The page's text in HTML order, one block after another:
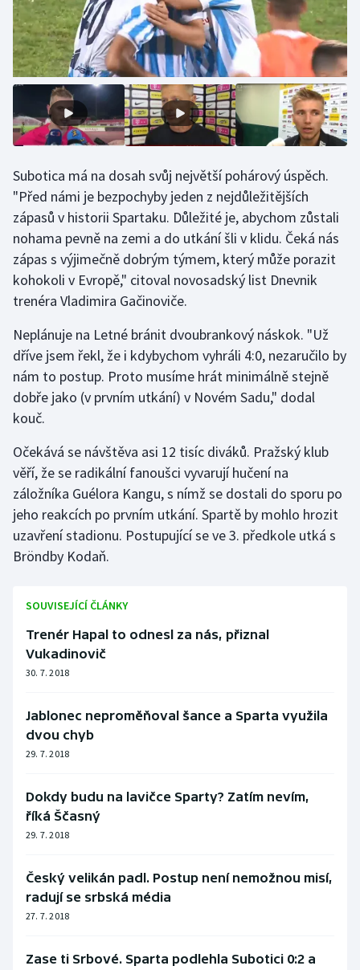
Subotica má na dosah svůj největší pohárový úspěch.
"Před námi je bezpochyby jeden z nejdůležitějších
zápasů v historii Spartaku. Důležité je, abychom zůstali
nohama pevně na zemi a do utkání šli v klidu. Čeká nás
zápas s výjimečně dobrým týmem, který může porazit
kohokoli v Evropě," citoval novosadský list Dnevnik
trenéra Vladimira Gačinoviče.
Neplánuje na Letné bránit dvoubrankový náskok. "Už
dříve jsem řekl, že i kdybychom vyhráli 4:0, nezaručilo by
nám to postup. Proto musíme hrát minimálně stejně
dobře jako (v prvním utkání) v Novém Sadu," dodal
kouč.
Očekává se návštěva asi 12 tisíc diváků. Pražský klub
věří, že se radikální fanoušci vyvarují hučení na
záložníka Guélora Kangu, s nímž se dostali do sporu po
jeho reakcích po prvním utkání. Spartě by mohlo hrozit
uzavření stadionu. Postupující se ve 3. předkole utká s
Bröndby Kodaň.
SOUVISEJÍCÍ ČLÁNKY
Trenér Hapal to odnesl za nás, přiznal
Vukadinovič
30. 7. 2018
Jablonec neproměňoval šance a Sparta využila
dvou chyb
29. 7. 2018
Dokdy budu na lavičce Sparty? Zatím nevím,
říká Ščasný
29. 7. 2018
Český velikán padl. Postup není nemožnou misí,
radují se srbská média
27. 7. 2018
Zase ti Srbové. Sparta podlehla Subotici 0:2 a